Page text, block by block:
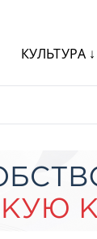
КУЛЬТУРА ↓